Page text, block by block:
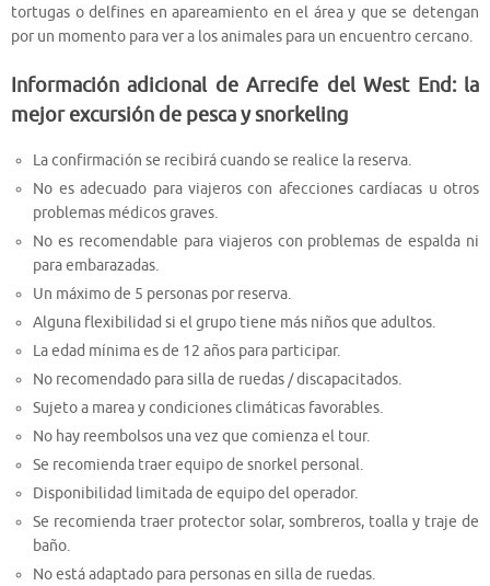
tortugas o delfines en apareamiento en el área y que se detengan
por un momento para ver a los animales para un encuentro cercano.
Información adicional de Arrecife del West End: la
mejor excursión de pesca y snorkeling
La confirmación se recibirá cuando se realice la reserva.
No es adecuado para viajeros con afecciones cardíacas u otros
problemas médicos graves.
No es recomendable para viajeros con problemas de espalda ni
para embarazadas.
Un máximo de 5 personas por reserva.
Alguna flexibilidad si el grupo tiene más niños que adultos.
La edad mínima es de 12 años para participar.
No recomendado para silla de ruedas / discapacitados.
Sujeto a marea y condiciones climáticas favorables.
No hay reembolsos una vez que comienza el tour.
Se recomienda traer equipo de snorkel personal.
Disponibilidad limitada de equipo del operador.
Se recomienda traer protector solar, sombreros, toalla y traje de
baño.
No está adaptado para personas en silla de ruedas.